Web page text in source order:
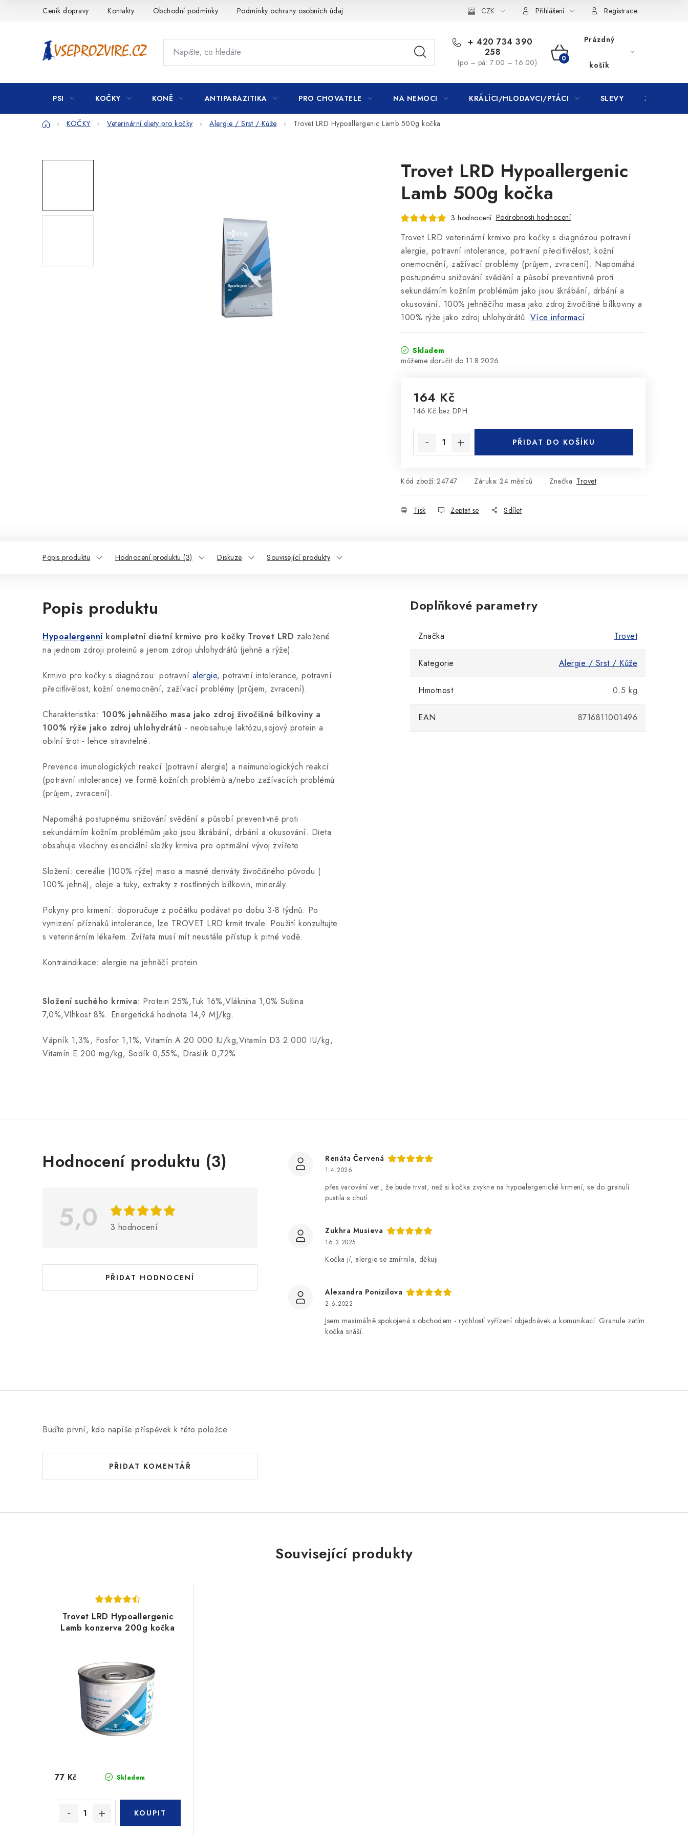
Ceník dopravy Kontakty Obchodní podmínky Podmínky ochrany osobních údajů CZK Přihlášení Registrace
+ 420 734 390
258
(po – pá: 7:00 – 16:00)
NÁKUPNÍ
KOŠÍK
Prázdný
košík
PSI KOČKY KONĚ ANTIPARAZITIKA PRO CHOVATELE NA NEMOCI KRÁLÍCI/HLODAVCI/PTÁCI SLEVY ZNAČKY
DomůKOČKY Veterinární diety pro kočky Alergie / Srst / Kůže Trovet LRD Hypoallergenic Lamb 500g kočka
Trovet LRD Hypoallergenic
Lamb 500g kočka
3 hodnocení Podrobnosti hodnocení
Trovet LRD veterinární krmivo pro kočky s diagnózou potravní
alergie, potravní intolerance, potravní přecitlivělost, kožní
onemocnění, zažívací problémy (průjem, zvracení). Napomáhá
postupnému snižování svědění a působí preventivně proti
sekundárním kožním problémům jako jsou škrábání, drbání a
okusování. 100% jehněčího masa jako zdroj živočišné bílkoviny a
100% rýže jako zdroj uhlohydrátů. Více informací
Skladem
11.8.2026
164 Kč
146 Kč bez DPH
PŘIDAT DO KOŠÍKU
Kód zboží: 24747 Záruka: 24 měsíců Značka: Trovet
Tisk Zeptat se Sdílet
Popis produktu Hodnocení produktu (3) Diskuze Související produkty
Popis produktu
Hypoalergenníkompletní dietní krmivo pro kočky Trovet LRD založené
na jednom zdroji proteinů a jenom zdroji uhlohydrátů (jehně a rýže).
Krmivo pro kočky s diagnózou: potravní alergie, potravní intolerance, potravní
přecitlivělost, kožní onemocnění, zažívací problémy (průjem, zvracení).
Charakteristika: 100% jehněčího masa jako zdroj živočišné bílkoviny a
100% rýže jako zdroj uhlohydrátů - neobsahuje laktózu,sojový protein a
obilní šrot - lehce stravitelné.
Prevence imunologických reakcí (potravní alergie) a neimunologických reakcí
(potravní intolerance) ve formě kožních problémů a/nebo zažívacích problémů
(průjem, zvracení).
Napomáhá postupnému snižování svědění a působí preventivně proti
sekundárním kožním problémům jako jsou škrábání, drbání a okusování. Dieta
obsahuje všechny esenciální složky krmiva pro optimální vývoj zvířete
Složení: cereálie (100% rýže) maso a masné deriváty živočišného původu (
100% jehně), oleje a tuky, extrakty z rostlinných bílkovin, minerály.
Pokyny pro krmení: doporučuje z počátku podávat po dobu 3-8 týdnů. Po
vymizení příznaků intolerance, lze TROVET LRD krmit trvale. Použití konzultujte
s veterinárním lékařem. Zvířata musí mít neustále přístup k pitné vodě.
Kontraindikace: alergie na jehněčí protein
Složení suchého krmiva: Protein 25%,Tuk 16%,Vláknina 1,0% Sušina
7,0%,Vlhkost 8%. Energetická hodnota 14,9 MJ/kg.
Vápník 1,3%, Fosfor 1,1%, Vitamín A 20 000 IU/kg,Vitamín D3 2 000 IU/kg,
Vitamín E 200 mg/kg, Sodík 0,55%, Draslík 0,72%
Doplňkové parametry
Značka Trovet
Kategorie Alergie / Srst / Kůže
Hmotnost 0.5 kg
EAN 8716811001496
Hodnocení produktu (3)
5,0 3 hodnocení
PŘIDAT HODNOCENÍ
V
o
n
Renáta Červená
1.4.2026
přes varování vet., že bude trvat, než si kočka zvykne na hypoalergenické krmení, se do granulí
pustila s chutí
Zukhra Musieva
16.3.2025
Kočka jí, alergie se zmírnila, děkuji.
Alexandra Ponizilova
2.6.2022
Jsem maximálně spokojená s obchodem - rychlostí vyřízení objednávek a komunikací. Granule zatím
kočka snáší.
Buďte první, kdo napíše příspěvek k této položce.
PŘIDAT KOMENTÁŘ
Související produkty
Trovet LRD Hypoallergenic
Lamb konzerva 200g kočka
Skladem
77 Kč